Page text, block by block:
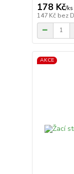
178 Kč/ks
147 Kč bez
AKCE